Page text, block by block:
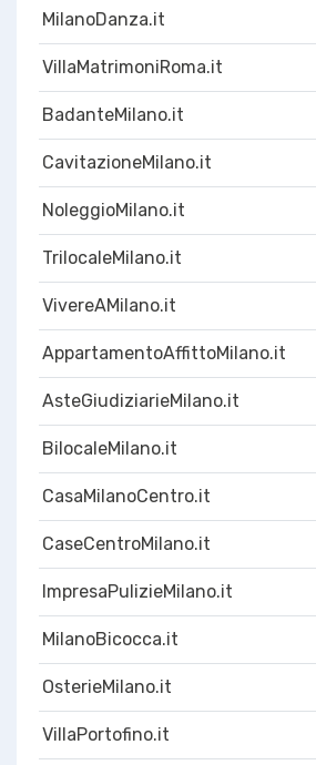
MilanoDanza.it
VillaMatrimoniRoma.it
BadanteMilano.it
CavitazioneMilano.it
NoleggioMilano.it
TrilocaleMilano.it
VivereAMilano.it
AppartamentoAffittoMilano.it
AsteGiudiziarieMilano.it
BilocaleMilano.it
CasaMilanoCentro.it
CaseCentroMilano.it
ImpresaPulizieMilano.it
MilanoBicocca.it
OsterieMilano.it
VillaPortofino.it